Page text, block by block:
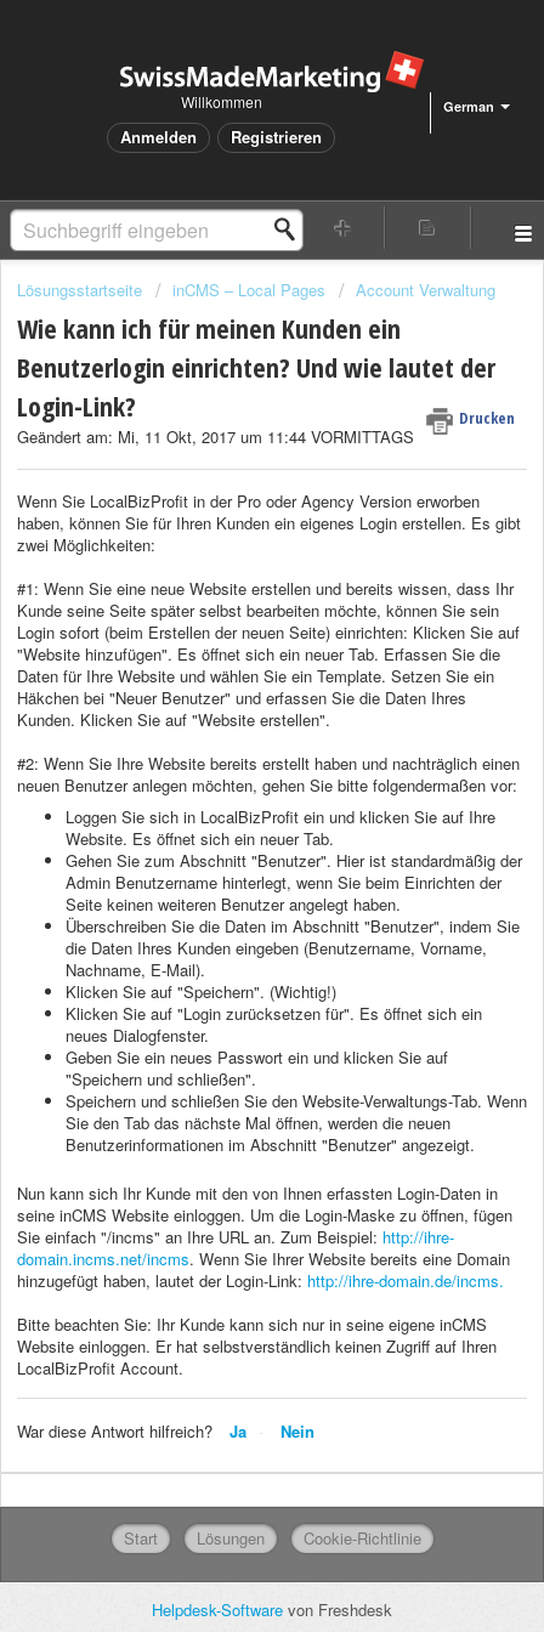
German
Willkommen
Anmelden Registrieren
Lösungsstartseite inCMS – Local Pages Account Verwaltung
Wie kann ich für meinen Kunden ein
Benutzerlogin einrichten? Und wie lautet der
Login-Link?
Drucken
Geändert am: Mi, 11 Okt, 2017 um 11:44 VORMITTAGS
Wenn Sie LocalBizProfit in der Pro oder Agency Version erworben
haben, können Sie für Ihren Kunden ein eigenes Login erstellen. Es gibt
zwei Möglichkeiten:
#1: Wenn Sie eine neue Website erstellen und bereits wissen, dass Ihr
Kunde seine Seite später selbst bearbeiten möchte, können Sie sein
Login sofort (beim Erstellen der neuen Seite) einrichten: Klicken Sie auf
"Website hinzufügen". Es öffnet sich ein neuer Tab. Erfassen Sie die
Daten für Ihre Website und wählen Sie ein Template. Setzen Sie ein
Häkchen bei "Neuer Benutzer" und erfassen Sie die Daten Ihres
Kunden. Klicken Sie auf "Website erstellen".
#2: Wenn Sie Ihre Website bereits erstellt haben und nachträglich einen
neuen Benutzer anlegen möchten, gehen Sie bitte folgendermaßen vor:
Loggen Sie sich in LocalBizProfit ein und klicken Sie auf Ihre
Website. Es öffnet sich ein neuer Tab.
Gehen Sie zum Abschnitt "Benutzer". Hier ist standardmäßig der
Admin Benutzername hinterlegt, wenn Sie beim Einrichten der
Seite keinen weiteren Benutzer angelegt haben.
Überschreiben Sie die Daten im Abschnitt "Benutzer", indem Sie
die Daten Ihres Kunden eingeben (Benutzername, Vorname,
Nachname, E-Mail).
Klicken Sie auf "Speichern". (Wichtig!)
Klicken Sie auf "Login zurücksetzen für". Es öffnet sich ein
neues Dialogfenster.
Geben Sie ein neues Passwort ein und klicken Sie auf
"Speichern und schließen".
Speichern und schließen Sie den Website-Verwaltungs-Tab. Wenn
Sie den Tab das nächste Mal öffnen, werden die neuen
Benutzerinformationen im Abschnitt "Benutzer" angezeigt.
Nun kann sich Ihr Kunde mit den von Ihnen erfassten Login-Daten in
seine inCMS Website einloggen. Um die Login-Maske zu öffnen, fügen
Sie einfach "/incms" an Ihre URL an. Zum Beispiel: http://ihre-
domain.incms.net/incms. Wenn Sie Ihrer Website bereits eine Domain
hinzugefügt haben, lautet der Login-Link: http://ihre-domain.de/incms.
Bitte beachten Sie: Ihr Kunde kann sich nur in seine eigene inCMS
Website einloggen. Er hat selbstverständlich keinen Zugriff auf Ihren
LocalBizProfit Account.
War diese Antwort hilfreich? Ja Nein
Start Lösungen Cookie-Richtlinie
Helpdesk-Software von Freshdesk